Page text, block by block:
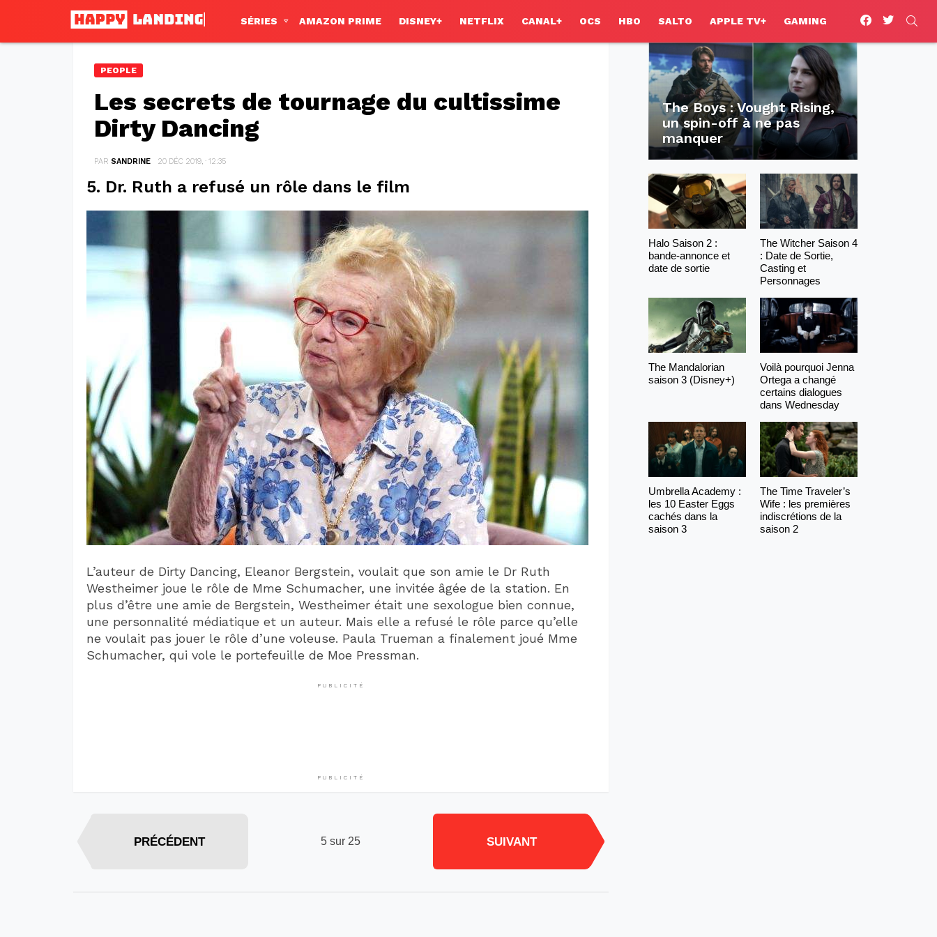
SÉRIES AMAZON PRIME DISNEY+ NETFLIX CANAL+ OCS HBO SALTO APPLE TV+ GAMING
facebooktwitter
PEOPLE
Les secrets de tournage du cultissime
Dirty Dancing
PAR SANDRINE 20 DÉC 2019, · 12:35
5. Dr. Ruth a refusé un rôle dans le film
L’auteur de Dirty Dancing, Eleanor Bergstein, voulait que son amie le Dr Ruth
Westheimer joue le rôle de Mme Schumacher, une invitée âgée de la station. En
plus d’être une amie de Bergstein, Westheimer était une sexologue bien connue,
une personnalité médiatique et un auteur. Mais elle a refusé le rôle parce qu’elle
ne voulait pas jouer le rôle d’une voleuse. Paula Trueman a finalement joué Mme
Schumacher, qui vole le portefeuille de Moe Pressman.
PUBLICITÉ
PUBLICITÉ
5 sur 25
PRÉCÉDENT SUIVANT
The Boys : Vought Rising,
un spin-off à ne pas
manquer
Halo Saison 2 :
bande-annonce et
date de sortie
The Witcher Saison 4
: Date de Sortie,
Casting et
Personnages
The Mandalorian
saison 3 (Disney+)
Voilà pourquoi Jenna
Ortega a changé
certains dialogues
dans Wednesday
Umbrella Academy :
les 10 Easter Eggs
cachés dans la
saison 3
The Time Traveler’s
Wife : les premières
indiscrétions de la
saison 2